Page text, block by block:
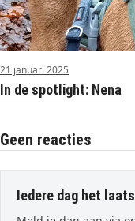
21 januari 2025
In de spotlight: Nena
Geen reacties
Iedere dag het